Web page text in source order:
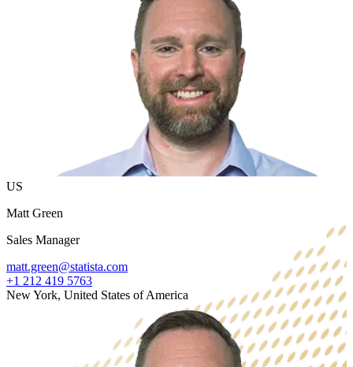
US
Matt Green
Sales Manager
matt.green@statista.com
+1 212 419 5763
New York, United States of America